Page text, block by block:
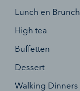
Lunch en Brunch
High tea
Buffetten
Dessert
Walking Dinners